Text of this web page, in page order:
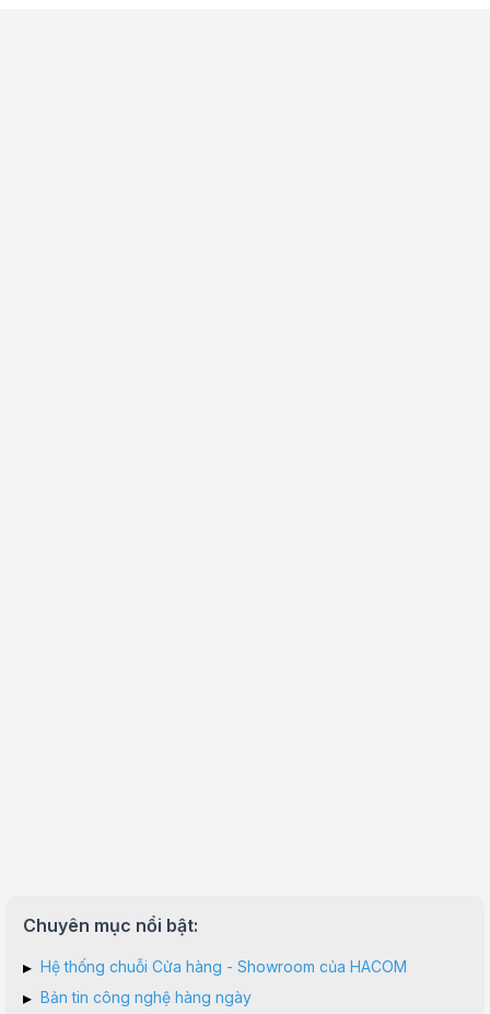
Chuyên mục nổi bật:
▸ Hệ thống chuỗi Cửa hàng - Showroom của HACOM
▸ Bản tin công nghệ hàng ngày